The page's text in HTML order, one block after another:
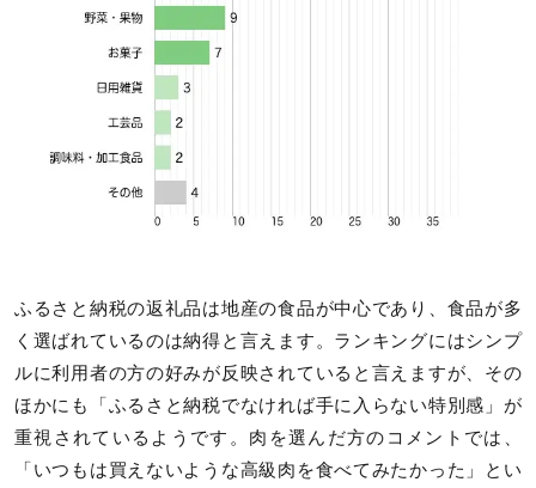
ふるさと納税の返礼品は地産の食品が中心であり、食品が多
く選ばれているのは納得と言えます。ランキングにはシンプ
ルに利用者の方の好みが反映されていると言えますが、その
ほかにも「ふるさと納税でなければ手に入らない特別感」が
重視されているようです。肉を選んだ方のコメントでは、
「いつもは買えないような高級肉を食べてみたかった」とい